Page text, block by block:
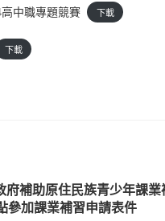
中職專題競賽 下載
下載
府補助原住民族青少年課業
參加課業補習申請表件